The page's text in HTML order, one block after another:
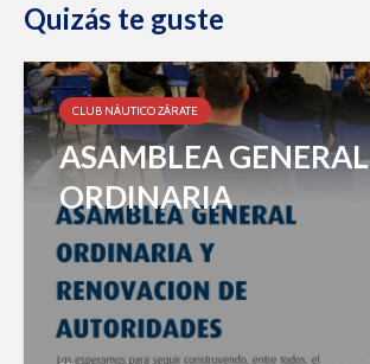
Quizás te guste
CLUB NÁUTICO ZÁRATE
ASAMBLEA GENERAL
ORDINARIA